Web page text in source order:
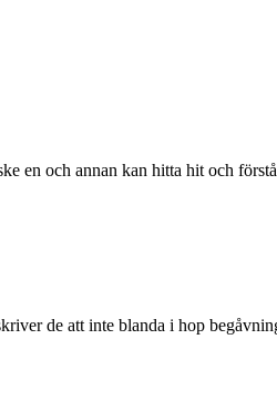
en och annan kan hitta hit och
de att inte blanda i hop